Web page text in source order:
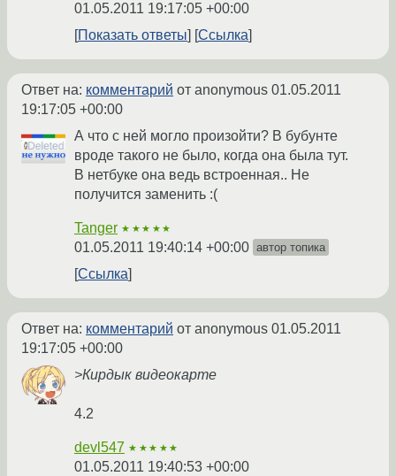
01.05.2011 19:17:05 +00:00
Показать ответы
Ссылка
Ответ на: комментарий от anonymous 01.05.2011
19:17:05 +00:00
А что с ней могло произойти? В бубунте
вроде такого не было, когда она была тут.
В нетбуке она ведь встроенная.. Не
получится заменить :(
Tanger ★★★★★
01.05.2011 19:40:14 +00:00 автор топика
Ссылка
Ответ на: комментарий от anonymous 01.05.2011
19:17:05 +00:00
>Кирдык видеокарте
4.2
devl547 ★★★★★
01.05.2011 19:40:53 +00:00